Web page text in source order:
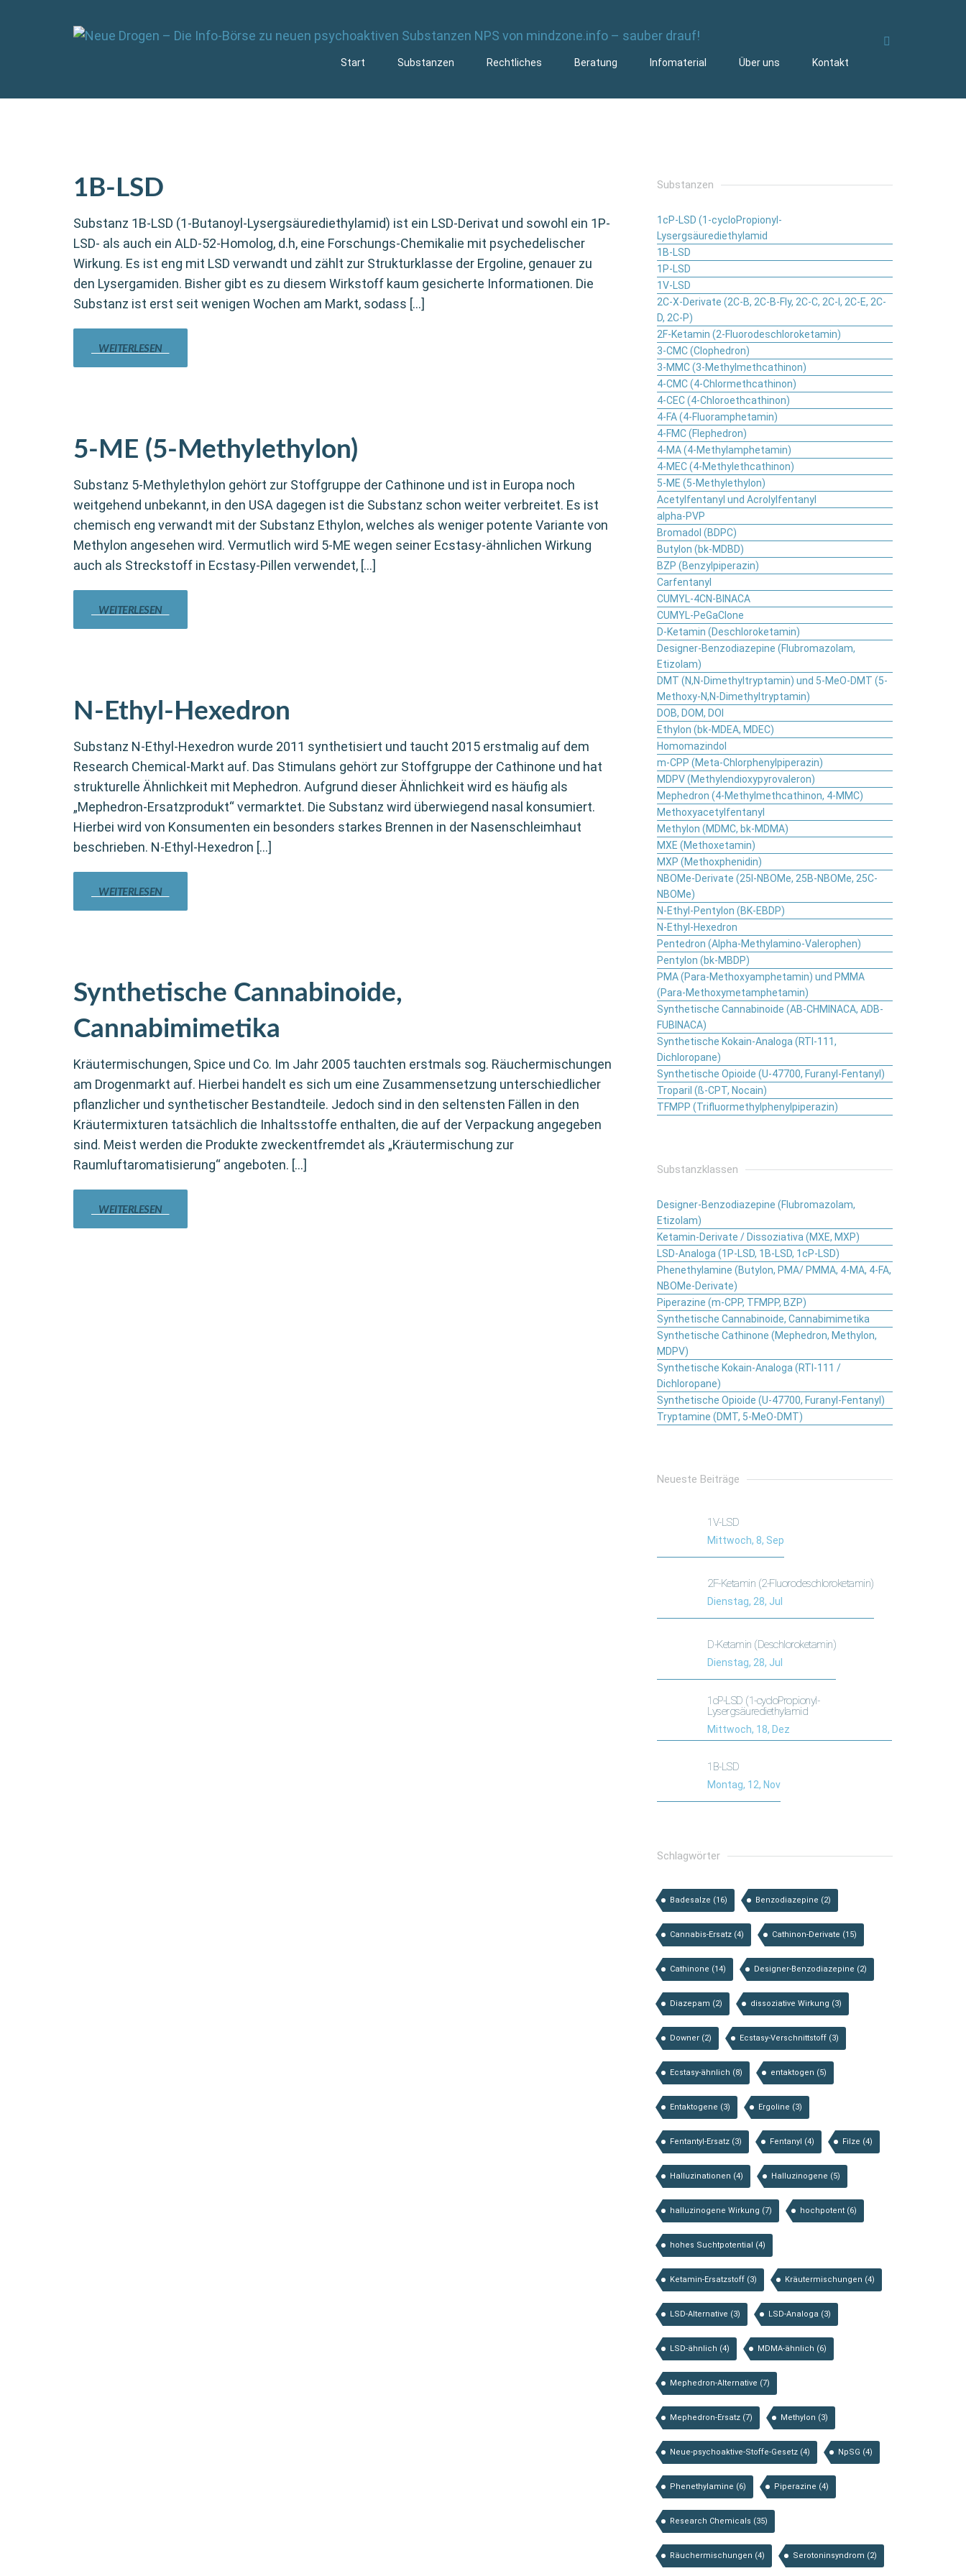
Start Substanzen Rechtliches Beratung Infomaterial Über uns Kontakt
1B-LSD
Substanz 1B-LSD (1-Butanoyl-Lysergsäurediethylamid) ist ein LSD-Derivat und sowohl ein 1P-
LSD- als auch ein ALD-52-Homolog, d.h, eine Forschungs-Chemikalie mit psychedelischer
Wirkung. Es ist eng mit LSD verwandt und zählt zur Strukturklasse der Ergoline, genauer zu
den Lysergamiden. Bisher gibt es zu diesem Wirkstoff kaum gesicherte Informationen. Die
Substanz ist erst seit wenigen Wochen am Markt, sodass […]
WEITERLESEN
5-ME (5-Methylethylon)
Substanz 5-Methylethylon gehört zur Stoffgruppe der Cathinone und ist in Europa noch
weitgehend unbekannt, in den USA dagegen ist die Substanz schon weiter verbreitet. Es ist
chemisch eng verwandt mit der Substanz Ethylon, welches als weniger potente Variante von
Methylon angesehen wird. Vermutlich wird 5-ME wegen seiner Ecstasy-ähnlichen Wirkung
auch als Streckstoff in Ecstasy-Pillen verwendet, […]
WEITERLESEN
N-Ethyl-Hexedron
Substanz N-Ethyl-Hexedron wurde 2011 synthetisiert und taucht 2015 erstmalig auf dem
Research Chemical-Markt auf. Das Stimulans gehört zur Stoffgruppe der Cathinone und hat
strukturelle Ähnlichkeit mit Mephedron. Aufgrund dieser Ähnlichkeit wird es häufig als
„Mephedron-Ersatzprodukt“ vermarktet. Die Substanz wird überwiegend nasal konsumiert.
Hierbei wird von Konsumenten ein besonders starkes Brennen in der Nasenschleimhaut
beschrieben. N-Ethyl-Hexedron […]
WEITERLESEN
Synthetische Cannabinoide,
Cannabimimetika
Kräutermischungen, Spice und Co. Im Jahr 2005 tauchten erstmals sog. Räuchermischungen
am Drogenmarkt auf. Hierbei handelt es sich um eine Zusammensetzung unterschiedlicher
pflanzlicher und synthetischer Bestandteile. Jedoch sind in den seltensten Fällen in den
Kräutermixturen tatsächlich die Inhaltsstoffe enthalten, die auf der Verpackung angegeben
sind. Meist werden die Produkte zweckentfremdet als „Kräutermischung zur
Raumluftaromatisierung“ angeboten. […]
WEITERLESEN
Substanzen
1cP-LSD (1-cycloPropionyl-
Lysergsäurediethylamid
1B-LSD
1P-LSD
1V-LSD
2C-X-Derivate (2C-B, 2C-B-Fly, 2C-C, 2C-I, 2C-E, 2C-
D, 2C-P)
2F-Ketamin (2-Fluorodeschloroketamin)
3-CMC (Clophedron)
3-MMC (3-Methylmethcathinon)
4-CMC (4-Chlormethcathinon)
4-CEC (4-Chloroethcathinon)
4-FA (4-Fluoramphetamin)
4-FMC (Flephedron)
4-MA (4-Methylamphetamin)
4-MEC (4-Methylethcathinon)
5-ME (5-Methylethylon)
Acetylfentanyl und Acrolylfentanyl
alpha-PVP
Bromadol (BDPC)
Butylon (bk-MDBD)
BZP (Benzylpiperazin)
Carfentanyl
CUMYL-4CN-BINACA
CUMYL-PeGaClone
D-Ketamin (Deschloroketamin)
Designer-Benzodiazepine (Flubromazolam,
Etizolam)
DMT (N,N-Dimethyltryptamin) und 5-MeO-DMT (5-
Methoxy-N,N-Dimethyltryptamin)
DOB, DOM, DOI
Ethylon (bk-MDEA, MDEC)
Homomazindol
m-CPP (Meta-Chlorphenylpiperazin)
MDPV (Methylendioxypyrovaleron)
Mephedron (4-Methylmethcathinon, 4-MMC)
Methoxyacetylfentanyl
Methylon (MDMC, bk-MDMA)
MXE (Methoxetamin)
MXP (Methoxphenidin)
NBOMe-Derivate (25I-NBOMe, 25B-NBOMe, 25C-
NBOMe)
N-Ethyl-Pentylon (BK-EBDP)
N-Ethyl-Hexedron
Pentedron (Alpha-Methylamino-Valerophen)
Pentylon (bk-MBDP)
PMA (Para-Methoxyamphetamin) und PMMA
(Para-Methoxymetamphetamin)
Synthetische Cannabinoide (AB-CHMINACA, ADB-
FUBINACA)
Synthetische Kokain-Analoga (RTI-111,
Dichloropane)
Synthetische Opioide (U-47700, Furanyl-Fentanyl)
Troparil (ß-CPT, Nocain)
TFMPP (Trifluormethylphenylpiperazin)
Substanzklassen
Designer-Benzodiazepine (Flubromazolam,
Etizolam)
Ketamin-Derivate / Dissoziativa (MXE, MXP)
LSD-Analoga (1P-LSD, 1B-LSD, 1cP-LSD)
Phenethylamine (Butylon, PMA/ PMMA, 4-MA, 4-FA,
NBOMe-Derivate)
Piperazine (m-CPP, TFMPP, BZP)
Synthetische Cannabinoide, Cannabimimetika
Synthetische Cathinone (Mephedron, Methylon,
MDPV)
Synthetische Kokain-Analoga (RTI-111 /
Dichloropane)
Synthetische Opioide (U-47700, Furanyl-Fentanyl)
Tryptamine (DMT, 5-MeO-DMT)
Neueste Beiträge
1V-LSD
Mittwoch, 8, Sep
2F-Ketamin (2-Fluorodeschloroketamin)
Dienstag, 28, Jul
D-Ketamin (Deschloroketamin)
Dienstag, 28, Jul
1cP-LSD (1-cycloPropionyl-
Lysergsäurediethylamid
Mittwoch, 18, Dez
1B-LSD
Montag, 12, Nov
Schlagwörter
Badesalze (16) Benzodiazepine (2)
Cannabis-Ersatz (4) Cathinon-Derivate (15)
Cathinone (14) Designer-Benzodiazepine (2)
Diazepam (2) dissoziative Wirkung (3)
Downer (2) Ecstasy-Verschnittstoff (3)
Ecstasy-ähnlich (8) entaktogen (5)
Entaktogene (3) Ergoline (3)
Fentantyl-Ersatz (3) Fentanyl (4) Filze (4)
Halluzinationen (4) Halluzinogene (5)
halluzinogene Wirkung (7) hochpotent (6)
hohes Suchtpotential (4)
Ketamin-Ersatzstoff (3) Kräutermischungen (4)
LSD-Alternative (3) LSD-Analoga (3)
LSD-ähnlich (4) MDMA-ähnlich (6)
Mephedron-Alternative (7)
Mephedron-Ersatz (7) Methylon (3)
Neue-psychoaktive-Stoffe-Gesetz (4) NpSG (4)
Phenethylamine (6) Piperazine (4)
Research Chemicals (35)
Räuchermischungen (4) Serotoninsyndrom (2)